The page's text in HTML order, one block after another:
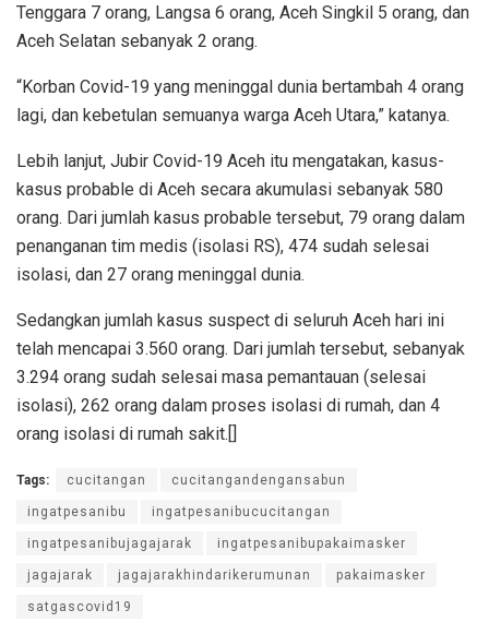
Tenggara 7 orang, Langsa 6 orang, Aceh Singkil 5 orang, dan
Aceh Selatan sebanyak 2 orang.
“Korban Covid-19 yang meninggal dunia bertambah 4 orang
lagi, dan kebetulan semuanya warga Aceh Utara,” katanya.
Lebih lanjut, Jubir Covid-19 Aceh itu mengatakan, kasus-
kasus probable di Aceh secara akumulasi sebanyak 580
orang. Dari jumlah kasus probable tersebut, 79 orang dalam
penanganan tim medis (isolasi RS), 474 sudah selesai
isolasi, dan 27 orang meninggal dunia.
Sedangkan jumlah kasus suspect di seluruh Aceh hari ini
telah mencapai 3.560 orang. Dari jumlah tersebut, sebanyak
3.294 orang sudah selesai masa pemantauan (selesai
isolasi), 262 orang dalam proses isolasi di rumah, dan 4
orang isolasi di rumah sakit.[]
Tags: cucitangan cucitangandengansabun
ingatpesanibu ingatpesanibucucitangan
ingatpesanibujagajarak ingatpesanibupakaimasker
jagajarak jagajarakhindarikerumunan pakaimasker
satgascovid19